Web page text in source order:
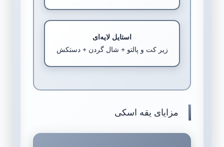
استایل لایه‌ای
زیر کت و پالتو + شال گردن + دستکش
مزایای یقه اسکی